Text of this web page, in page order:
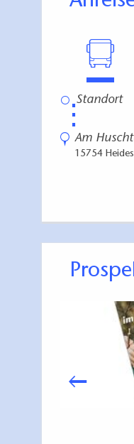
⋮
Am
15754